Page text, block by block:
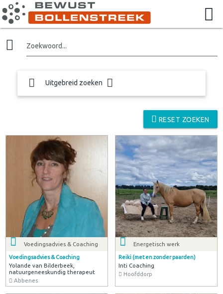
Zoekwoord...
Uitgebreid zoeken
RESET ZOEKEN
Voedingsadvies & Coaching
Voedingsadvies & Coaching
Yolande van Bilderbeek,
natuurgeneeskundig therapeut
Abbenes
Energetisch werk
Reiki (met en zonder paarden)
Inti Coaching
Hoofddorp